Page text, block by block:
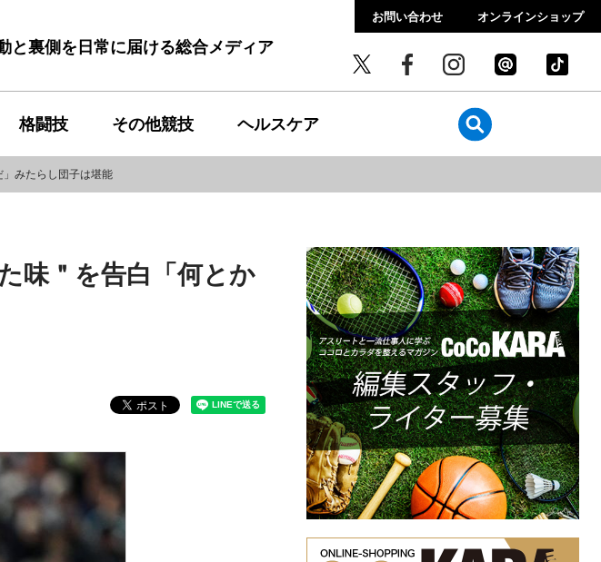
裏側を日常に届ける総合メディア
お問い合わせ オンラインショップ
格闘技 その他競技 ヘルスケア
みたらし団子は堪能
味＂を告白「何とか